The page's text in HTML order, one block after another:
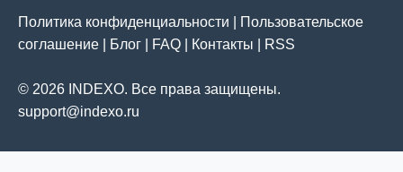
Политика конфиденциальности
Пользовательское
соглашение
Блог FAQ Контакты RSS
© 2026 INDEXO. Все права защищены.
support@indexo.ru